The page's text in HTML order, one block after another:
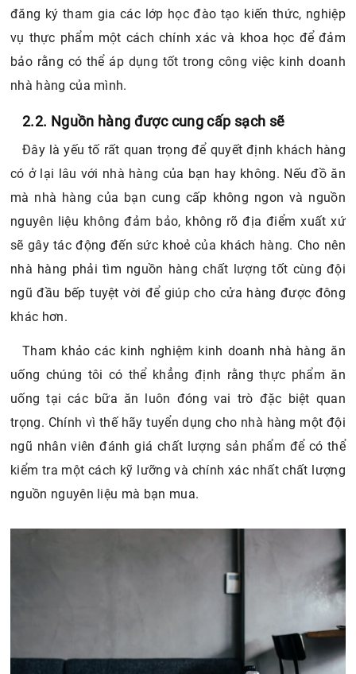
đăng ký tham gia các lớp học đào tạo kiến thức, nghiệp
vụ thực phẩm một cách chính xác và khoa học để đảm
bảo rằng có thể áp dụng tốt trong công việc kinh doanh
nhà hàng của mình.
2.2. Nguồn hàng được cung cấp sạch sẽ
Đây là yếu tố rất quan trọng để quyết định khách hàng
có ở lại lâu với nhà hàng của bạn hay không. Nếu đồ ăn
mà nhà hàng của bạn cung cấp không ngon và nguồn
nguyên liệu không đảm bảo, không rõ địa điểm xuất xứ
sẽ gây tác động đến sức khoẻ của khách hàng. Cho nên
nhà hàng phải tìm nguồn hàng chất lượng tốt cùng đội
ngũ đầu bếp tuyệt vời để giúp cho cửa hàng được đông
khác hơn.
Tham khảo các kinh nghiệm kinh doanh nhà hàng ăn
uống chúng tôi có thể khẳng định rằng thực phẩm ăn
uống tại các bữa ăn luôn đóng vai trò đặc biệt quan
trọng. Chính vì thế hãy tuyển dụng cho nhà hàng một đội
ngũ nhân viên đánh giá chất lượng sản phẩm để có thể
kiểm tra một cách kỹ lưỡng và chính xác nhất chất lượng
nguồn nguyên liệu mà bạn mua.